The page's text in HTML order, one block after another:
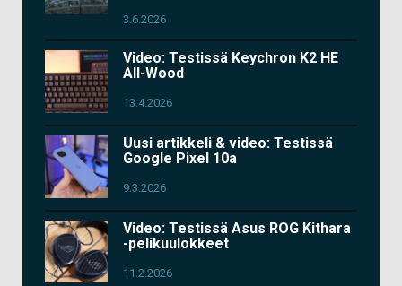
3.6.2026
Video: Testissä Keychron K2 HE
All-Wood
13.4.2026
Uusi artikkeli & video: Testissä
Google Pixel 10a
9.3.2026
Video: Testissä Asus ROG Kithara
-pelikuulokkeet
11.2.2026